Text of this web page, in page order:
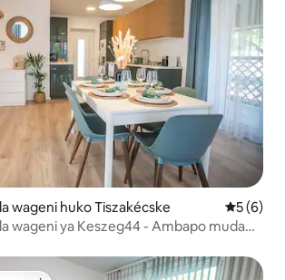
wageni huko Tiszakécske
5 (6)
wageni ya Keszeg44 - Ambapo muda